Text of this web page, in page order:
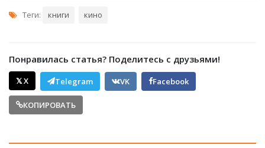
Теги: книги кино
Понравилась статья? Поделитесь с друзьями!
𝕏 X Telegram VK Facebook
КОПИРОВАТЬ